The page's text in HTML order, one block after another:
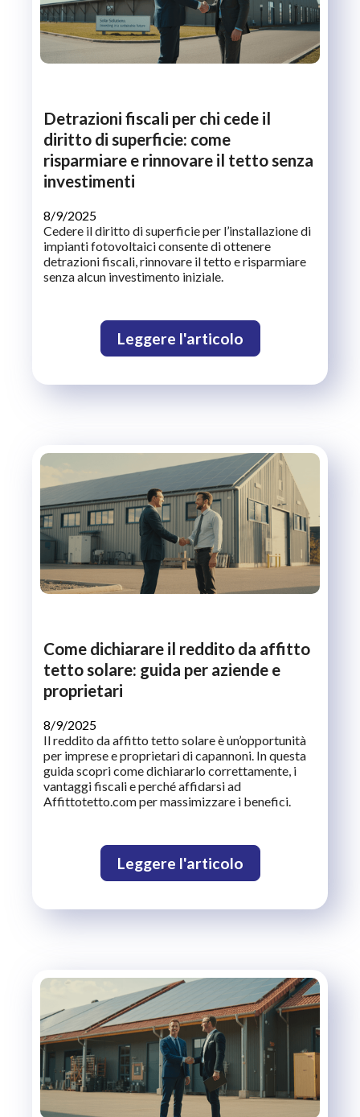
Detrazioni fiscali per chi cede il
diritto di superficie: come
risparmiare e rinnovare il tetto senza
investimenti
8/9/2025
Cedere il diritto di superficie per l’installazione di
impianti fotovoltaici consente di ottenere
detrazioni fiscali, rinnovare il tetto e risparmiare
senza alcun investimento iniziale.
Leggere l'articolo
Come dichiarare il reddito da affitto
tetto solare: guida per aziende e
proprietari
8/9/2025
Il reddito da affitto tetto solare è un’opportunità
per imprese e proprietari di capannoni. In questa
guida scopri come dichiararlo correttamente, i
vantaggi fiscali e perché affidarsi ad
Affittotetto.com per massimizzare i benefici.
Leggere l'articolo